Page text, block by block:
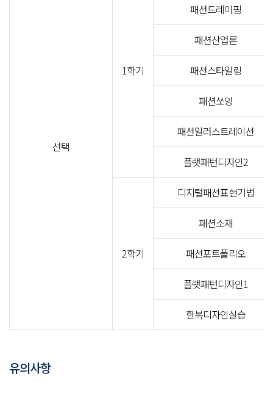
선택
1학기
패션드레이핑
패션산업론
패션스타일링
패션쏘잉
패션일러스트레이션
플랫패턴디자인2
2학기
디지털패션표현기법
패션소재
패션포트폴리오
플랫패턴디자인1
한복디자인실습
유의사항